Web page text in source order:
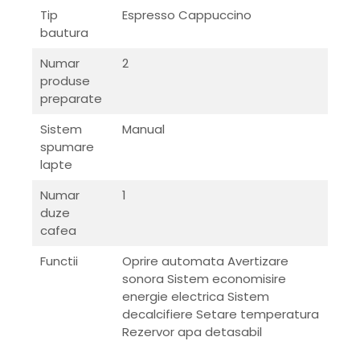
Tip
bautura
Espresso Cappuccino
Numar
produse
preparate
2
Sistem
spumare
lapte
Manual
Numar
duze
cafea
1
Functii
Oprire automata Avertizare
sonora Sistem economisire
energie electrica Sistem
decalcifiere Setare temperatura
Rezervor apa detasabil